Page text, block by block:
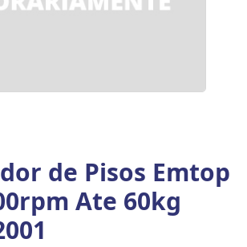
de Pisos Emtop
Ate 60kg